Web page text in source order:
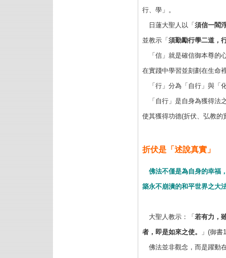
行、學」。
日蓮大聖人以「 須信一閻
並教示「 須勤勵行學二道，
「信」就是確信御本尊的
在實踐中學習並刻劃在生命
「行」分為「自行」與「
「自行」是自身為獲得法
使其獲得功德(折伏、弘教的
折伏是「述說真實」
佛法不僅是為自身的幸福
築永不崩潰的和平世界之大
大聖人教示：「 若有力，
者，即是如來之使。
」(御書
佛法並非觀念，而是躍動